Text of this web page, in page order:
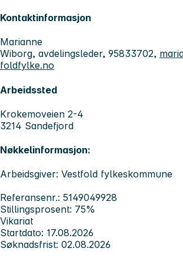
Kontaktinformasjon
Marianne
Wiborg, avdelingsleder, 95833702,
foldfylke.no
Arbeidssted
Krokemoveien 2-4
3214 Sandefjord
Nøkkelinformasjon:
Arbeidsgiver: Vestfold fylkeskommune
Referansenr.: 5149049928
Stillingsprosent: 75%
Vikariat
Startdato: 17.08.2026
Søknadsfrist: 02.08.2026